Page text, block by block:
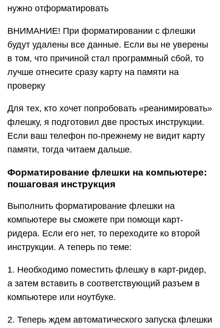
нужно отформатировать
ВНИМАНИЕ! При форматировании с флешки
будут удалены все данные. Если вы не уверены
в том, что причиной стал программный сбой, то
лучше отнесите сразу карту на памяти на
проверку
Для тех, кто хочет попробовать «реанимировать»
флешку, я подготовил две простых инструкции.
Если ваш телефон по-прежнему не видит карту
памяти, тогда читаем дальше.
Форматирование флешки на компьютере:
пошаговая инструкция
Выполнить форматирование флешки на
компьютере вы сможете при помощи карт-
ридера. Если его нет, то переходите ко второй
инструкции. А теперь по теме:
1. Необходимо поместить флешку в карт-ридер,
а затем вставить в соответствующий разъем в
компьютере или ноутбуке.
2. Теперь ждем автоматического запуска флешки